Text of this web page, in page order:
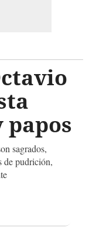
papos
sagrados,
de pudrición,